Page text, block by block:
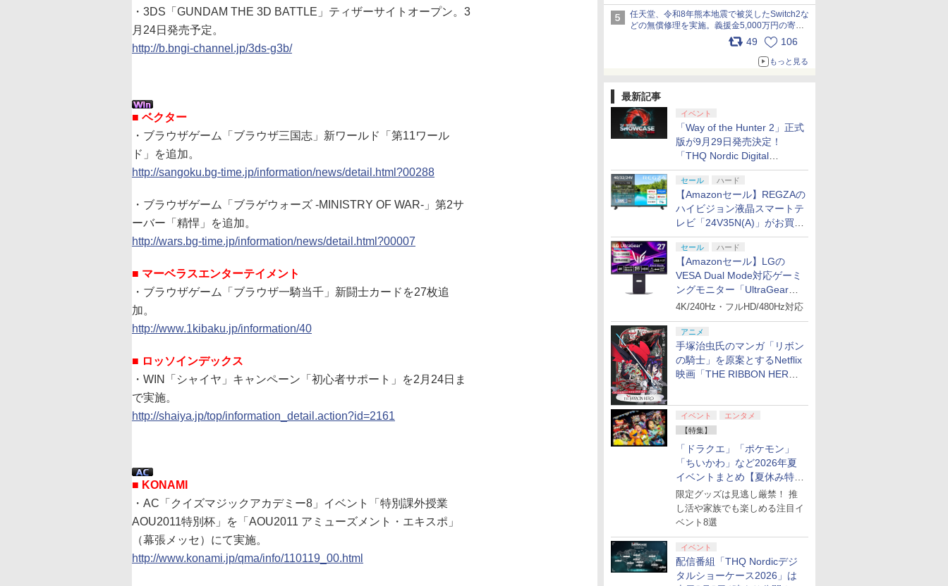
任天堂、令和8年熊本地震で被災したSwitch2な
どの無償修理を実施。義援金5,000万円の寄付
も発表 pic.x.com/BAYsMfUfUC
49 106
もっと見る
最新記事
イベント
「Way of the Hunter 2」正式
版が9月29日発売決定！
「THQ Nordic Digital
Showcase 2026」まとめ
セール ハード
【Amazonセール】REGZAの
ハイビジョン液晶スマートテ
レビ「24V35N(A)」がお買い
得！
セール ハード
【Amazonセール】LGの
VESA Dual Mode対応ゲーミ
ングモニター「UltraGear
27G850A-B」がお買い得！
4K/240Hz・フルHD/480Hz対応
アニメ
手塚治虫氏のマンガ「リボン
の騎士」を原案とするNetflix
映画「THE RIBBON HERO
イベント
エンタメ
【特集】
「ドラクエ」「ポケモン」
「ちいかわ」など2026年夏
イベントまとめ【夏休み特
集】
限定グッズは見逃し厳禁！ 推
し活や家族でも楽しめる注目イ
ベント8選
イベント
配信番組「THQ Nordicデジ
タルショーケース2026」は
・3DS「GUNDAM THE 3D BATTLE」ティザーサイトオープン。3
月24日発売予定。
http://b.bngi-channel.jp/3ds-g3b/
■ ベクター
・ブラウザゲーム「ブラウザ三国志」新ワールド「第11ワール
ド」を追加。
http://sangoku.bg-time.jp/information/news/detail.html?00288
・ブラウザゲーム「ブラゲウォーズ -MINISTRY OF WAR-」第2サ
ーバー「精悍」を追加。
http://wars.bg-time.jp/information/news/detail.html?00007
■ マーベラスエンターテイメント
・ブラウザゲーム「ブラウザ一騎当千」新闘士カードを27枚追
加。
http://www.1kibaku.jp/information/40
■ ロッソインデックス
・WIN「シャイヤ」キャンペーン「初心者サポート」を2月24日ま
で実施。
http://shaiya.jp/top/information_detail.action?id=2161
■ KONAMI
・AC「クイズマジックアカデミー8」イベント「特別課外授業
AOU2011特別杯」を「AOU2011 アミューズメント・エキスポ」
（幕張メッセ）にて実施。
http://www.konami.jp/qma/info/110119_00.html